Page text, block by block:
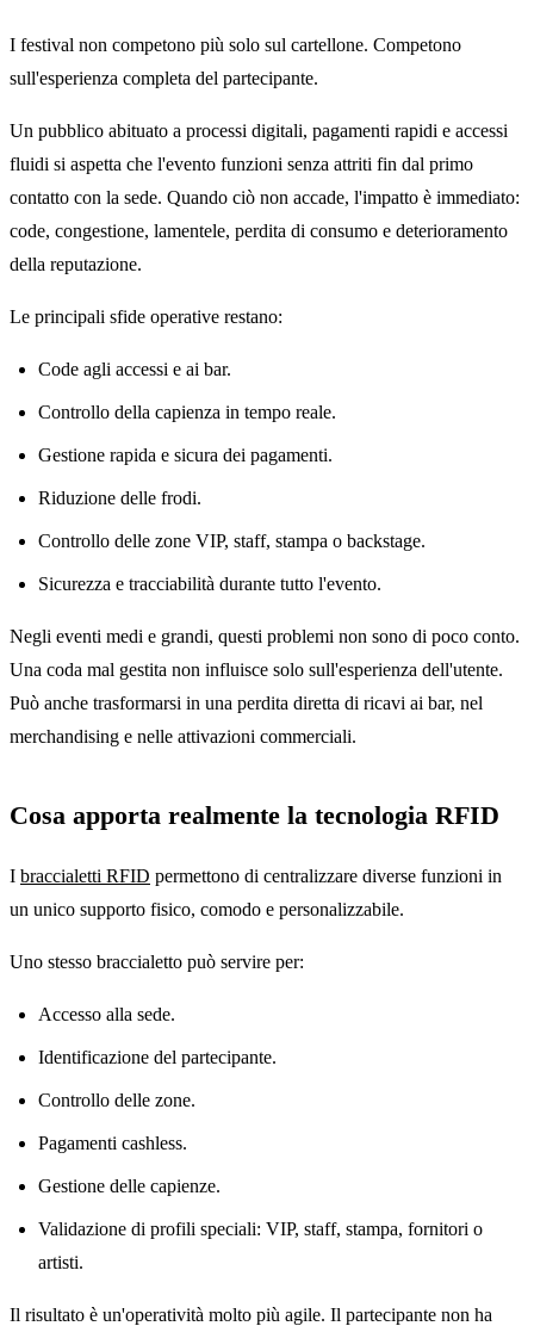
I festival non competono più solo sul cartellone. Competono
sull'esperienza completa del partecipante.
Un pubblico abituato a processi digitali, pagamenti rapidi e accessi
fluidi si aspetta che l'evento funzioni senza attriti fin dal primo
contatto con la sede. Quando ciò non accade, l'impatto è immediato:
code, congestione, lamentele, perdita di consumo e deterioramento
della reputazione.
Le principali sfide operative restano:
Code agli accessi e ai bar.
Controllo della capienza in tempo reale.
Gestione rapida e sicura dei pagamenti.
Riduzione delle frodi.
Controllo delle zone VIP, staff, stampa o backstage.
Sicurezza e tracciabilità durante tutto l'evento.
Negli eventi medi e grandi, questi problemi non sono di poco conto.
Una coda mal gestita non influisce solo sull'esperienza dell'utente.
Può anche trasformarsi in una perdita diretta di ricavi ai bar, nel
merchandising e nelle attivazioni commerciali.
Cosa apporta realmente la tecnologia RFID
I braccialetti RFID permettono di centralizzare diverse funzioni in
un unico supporto fisico, comodo e personalizzabile.
Uno stesso braccialetto può servire per:
Accesso alla sede.
Identificazione del partecipante.
Controllo delle zone.
Pagamenti cashless.
Gestione delle capienze.
Validazione di profili speciali: VIP, staff, stampa, fornitori o
artisti.
Il risultato è un'operatività molto più agile. Il partecipante non ha